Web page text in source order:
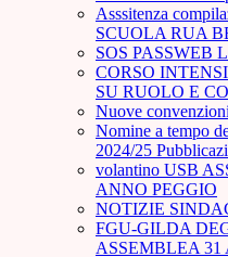
Asssitenza
SCUOLA RUA
SOS PASSWEB
CORSO
SU RUOLO E
Nuove
Nomine a tempo
2024/25
volantino USB
ANNO PEGGIO
NOTIZIE
FGU-GILDA
ASSEMBLEA 31